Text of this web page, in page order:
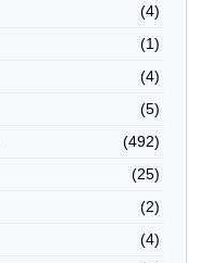
(4)
(1)
(4)
(5)
(492)
(25)
(2)
(4)